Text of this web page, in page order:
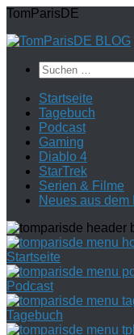
Zum
springen
TomParisDE
Suchen
nach:
Startseite
Tagebuch
Podcast
Gaming
Diablo 4
StarTrek
Serien & Filme
Neues aus dem
Startseite
Podcast
Tagebuch